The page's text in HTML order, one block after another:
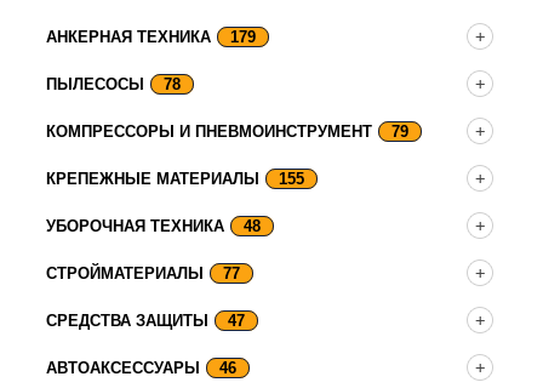
АНКЕРНАЯ ТЕХНИКА 179
ПЫЛЕСОСЫ 78
КОМПРЕССОРЫ И ПНЕВМОИНСТРУМЕНТ 79
КРЕПЕЖНЫЕ МАТЕРИАЛЫ 155
УБОРОЧНАЯ ТЕХНИКА 48
СТРОЙМАТЕРИАЛЫ 77
СРЕДСТВА ЗАЩИТЫ 47
АВТОАКСЕССУАРЫ 46